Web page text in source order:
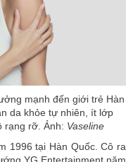
mạnh đến giới trẻ Hàn
da khỏe tự nhiên, ít lớp
rạng rỡ. Ảnh: Vaseline
1996 tại Hàn Quốc. Cô ra